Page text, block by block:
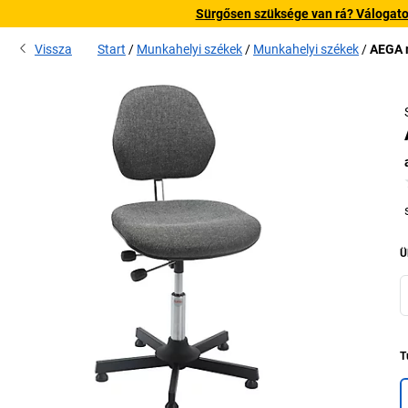
Sürgősen szüksége van rá?
Vissza Start Munkahelyi székek Munkahelyi székek AEGA